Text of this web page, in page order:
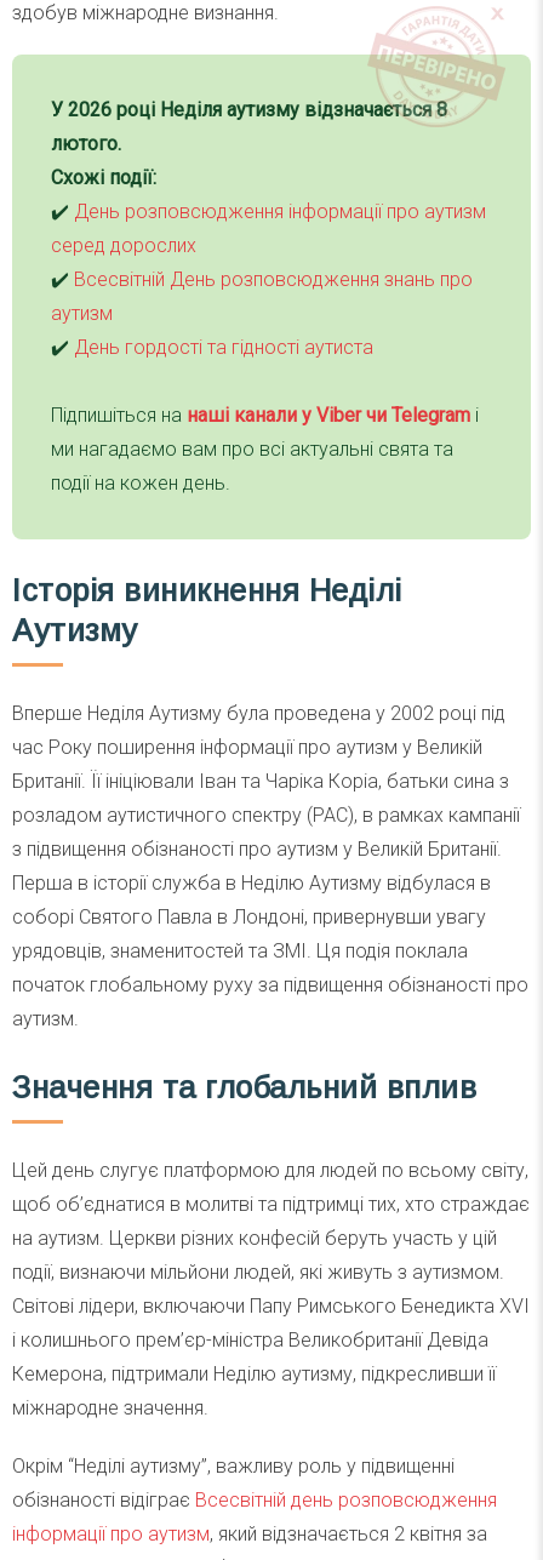
здобув міжнародне визнання.
У 2026 році Неділя аутизму відзначається 8
лютого.
Схожі події:
✔️ День розповсюдження інформації про аутизм
серед дорослих
✔️ Всесвітній День розповсюдження знань про
аутизм
✔️ День гордості та гідності аутиста
Підпишіться на наші канали у Viber чи Telegram і
ми нагадаємо вам про всі актуальні свята та
події на кожен день.
Історія виникнення Неділі
Аутизму
Вперше Неділя Аутизму була проведена у 2002 році під
час Року поширення інформації про аутизм у Великій
Британії. Її ініціювали Іван та Чаріка Коріа, батьки сина з
розладом аутистичного спектру (РАС), в рамках кампанії
з підвищення обізнаності про аутизм у Великій Британії.
Перша в історії служба в Неділю Аутизму відбулася в
соборі Святого Павла в Лондоні, привернувши увагу
урядовців, знаменитостей та ЗМІ. Ця подія поклала
початок глобальному руху за підвищення обізнаності про
аутизм.
Значення та глобальний вплив
Цей день слугує платформою для людей по всьому світу,
щоб об’єднатися в молитві та підтримці тих, хто страждає
на аутизм. Церкви різних конфесій беруть участь у цій
події, визнаючи мільйони людей, які живуть з аутизмом.
Світові лідери, включаючи Папу Римського Бенедикта XVI
і колишнього прем’єр-міністра Великобританії Девіда
Кемерона, підтримали Неділю аутизму, підкресливши її
міжнародне значення.
Окрім “Неділі аутизму”, важливу роль у підвищенні
обізнаності відіграє Всесвітній день розповсюдження
інформації про аутизм, який відзначається 2 квітня за